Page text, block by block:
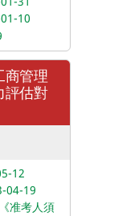
10
商管理
評估對
12
04-19
准考人須